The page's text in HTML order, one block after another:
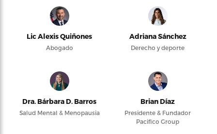
Lic Alexis Quiñones
Abogado
Adriana Sánchez
Derecho y deporte
Dra. Bárbara D. Barros
Salud Mental & Menopausia
Brian Díaz
Presidente & Fundador
Pacifico Group